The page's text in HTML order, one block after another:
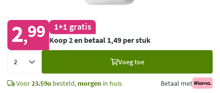
2,99 1+1 gratis
Koop 2 en betaal 1,49 per stuk
Voeg toe
Voor23.59u besteld, morgen in huis Betaal met